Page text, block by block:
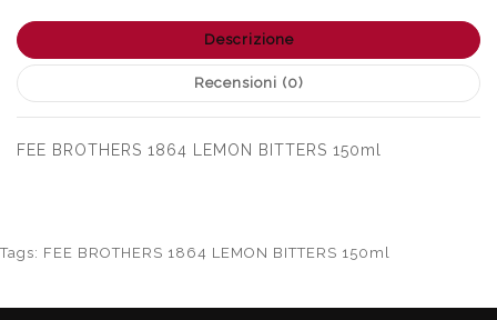
Descrizione
Recensioni (0)
FEE BROTHERS 1864 LEMON BITTERS 150ml
Tags: FEE BROTHERS 1864 LEMON BITTERS 150ml